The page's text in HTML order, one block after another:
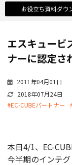
選ばれる理由
課題解決例
機能一覧
外部サービス連携
インフラ環境・サポ
特長
お役立ち資料ダウ
エスキュービ
ナーに認定さ
2011年04月01日
2018年07月24日
#EC-CUBEパートナー
本日4/1、EC-
今半期のインテ